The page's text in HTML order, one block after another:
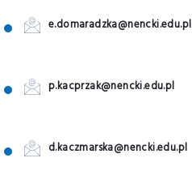
e.domaradzka@nencki.edu.pl
p.kacprzak@nencki.edu.pl
d.kaczmarska@nencki.edu.pl